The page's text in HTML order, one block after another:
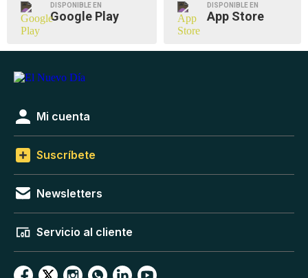
DISPONIBLE EN
Google Play
DISPONIBLE EN
App Store
Mi cuenta
Suscríbete
Newsletters
Servicio al cliente